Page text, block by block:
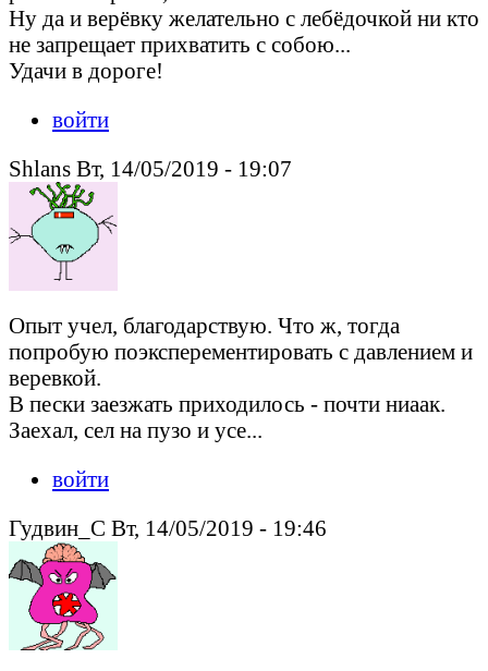
Ну да и верёвку желательно с лебёдочкой ни кто
не запрещает прихватить с собою...
Удачи в дороге!
войти
Shlans Вт, 14/05/2019 - 19:07
Опыт учел, благодарствую. Что ж, тогда
попробую поэксперементировать с давлением и
веревкой.
В пески заезжать приходилось - почти ниаак.
Заехал, сел на пузо и усе...
войти
Гудвин_С Вт, 14/05/2019 - 19:46